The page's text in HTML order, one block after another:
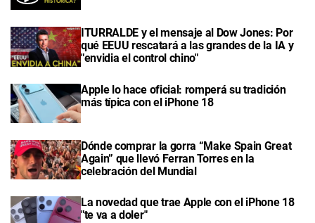
ITURRALDE y el mensaje al Dow Jones: Por
qué EEUU rescatará a las grandes de la IA y
"envidia el control chino"
Apple lo hace oficial: romperá su tradición
más típica con el iPhone 18
Dónde comprar la gorra “Make Spain Great
Again” que llevó Ferran Torres en la
celebración del Mundial
La novedad que trae Apple con el iPhone 18
"te va a doler"